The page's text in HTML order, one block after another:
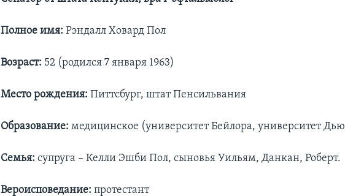
Полное имя:Рэндалл Ховард Пол
Возраст: 52 (родился 7 января 1963)
Место рождения: Питтсбург, штат Пенсильвания
Образование:медицинское (университет Бейлора, университет
Семья: супруга – Келли Эшби Пол, сыновья Уильям, Данкан, Роберт.
Вероисповедание: протестант